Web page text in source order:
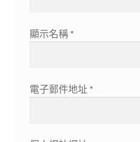
顯示名稱 *
電子郵件地址 *